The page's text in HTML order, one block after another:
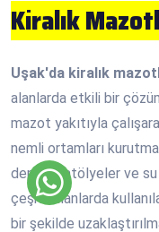
Kiralık
Uşak'da kiralık
alanlarda etkili bir
mazot yakıtıyla
nemli ortamları
depolar, atölyeler ve su
çeşitli alanlarda
bir şekilde